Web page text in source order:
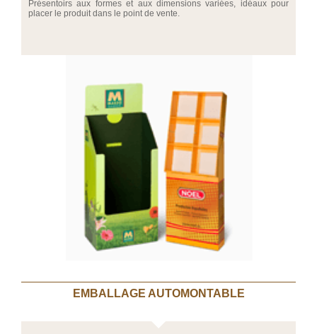
Présentoirs aux formes et aux dimensions variées, idéaux pour
placer le produit dans le point de vente.
EMBALLAGE AUTOMONTABLE